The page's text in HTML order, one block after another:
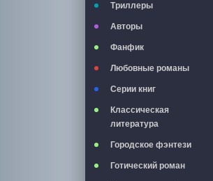
Триллеры
Авторы
Фанфик
Любовные романы
Серии книг
Классическая
литература
Городское фэнтези
Готический роман